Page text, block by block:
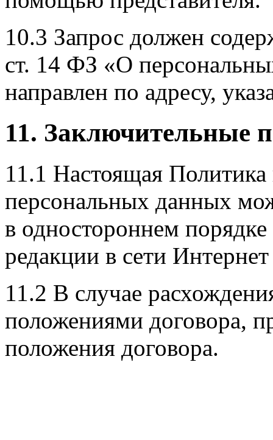
10.3 Запрос должен
ст. 14 ФЗ «О
направлен по адресу,
11. Заключительные
11.1 Настоящая
персональных данных
в одностороннем
редакции в сети
11.2 В случае
положениями договора,
положения договора.